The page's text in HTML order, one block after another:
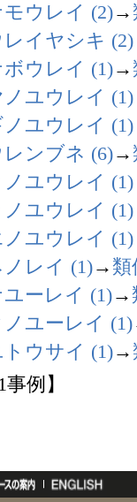
モウレイ (2)→
イヤシキ (2)
ボウレイ (1)→
ユウレイ (1)
ユウレイ (1)
ンブネ (6)→
ノユウレイ (1)
ノユウレイ (1)
ノユウレイ (1)
ノレイ (1)→ 類
ユーレイ (1)→
ノユーレイ (1)
トウサイ (1)→
事例】